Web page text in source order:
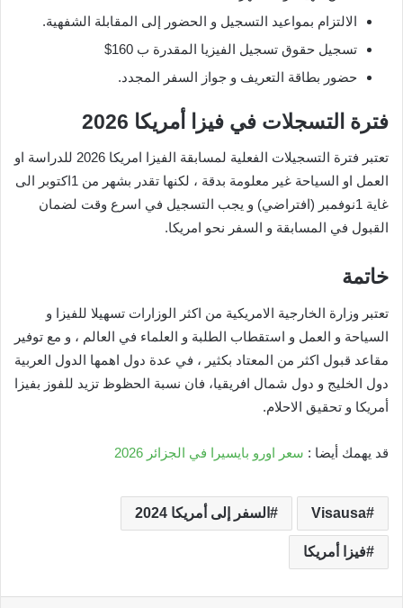
الالتزام بمواعيد التسجيل و الحضور إلى المقابلة الشفهية.
تسجيل حقوق تسجيل الفيزيا المقدرة ب 160$
حضور بطاقة التعريف و جواز السفر المجدد.
فترة التسجلات في فيزا أمريكا 2026
تعتبر فترة التسجيلات الفعلية لمسابقة الفيزا امريكا 2026 للدراسة او
العمل او السياحة غير معلومة بدقة ، لكنها تقدر بشهر من 1اكتوبر الى
غاية 1نوفمبر (افتراضي) و يجب التسجيل في اسرع وقت لضمان
القبول في المسابقة و السفر نحو امريكا.
خاتمة
تعتبر وزارة الخارجية الامريكية من اكثر الوزارات تسهيلا للفيزا و
السياحة و العمل و استقطاب الطلبة و العلماء في العالم ، و مع توفير
مقاعد قبول اكثر من المعتاد بكثير ، في عدة دول اهمها الدول العربية
دول الخليج و دول شمال افريقيا، فان نسبة الحظوظ تزيد للفوز بفيزا
أمريكا و تحقيق الاحلام.
قد يهمك أيضا : سعر اورو بايسيرا في الجزائر 2026
Visausa السفر إلى أمريكا 2024
فيزا أمريكا